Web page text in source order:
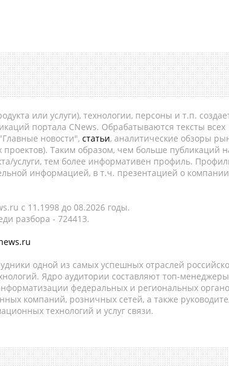
или услуги), технологии, персоны и т.п.
портала CNews. Обрабатываются тексты всех
новости", статьи, аналитические обзоры
Таким образом, чем больше публикаций
услуги, тем более информативен профиль.
информацией, в т.ч. презентацией о
c 11.1998 до 08.2026 годы.
разбора - 724413.
одной из самых успешных отраслей
Ядро аудитории составляют топ-
федеральных и региональных
компаний, розничных сетей, а также
технологий и услуг связи.